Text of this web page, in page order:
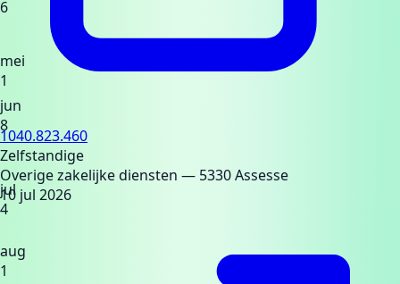
6
mei
1
jun
8
jul
4
aug
1
1040.823.460
Zelfstandige
Overige zakelijke diensten — 5330 Assesse
10 jul 2026